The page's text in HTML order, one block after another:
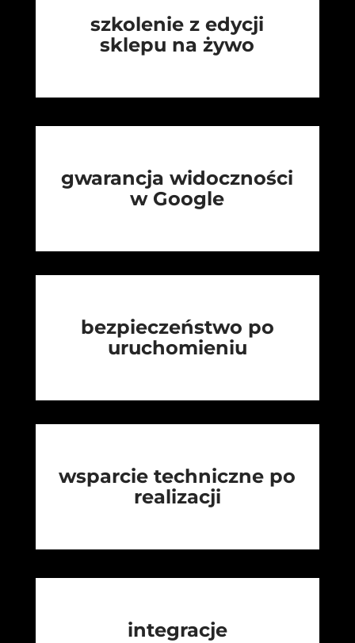
szkolenie z edycji
sklepu na żywo
gwarancja widoczności
w Google
bezpieczeństwo po
uruchomieniu
wsparcie techniczne po
realizacji
integracje